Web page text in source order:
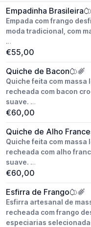
Congelado / pronto para
Valor do Cento.
Empadinha Brasileira
Empada com frango
moda tradicional, com
Peso unitário: aprox. 30g.
Modo de preparo:
Congelado / pronto
Valor do Cento.
€55,00
Quiche de Bacon
Quiche feita com massa
recheada com bacon
suave.
Peso unitário: aprox. 30g.
Modo de preparo:
Congelado / pronto
Valor do Cento.
€60,00
Quiche de Alho
Quiche feita com massa
recheada com alho
suave.
Peso unitário: aprox. 30g.
Modo de preparo:
Congelado / pronto
Valor do Cento.
€60,00
Esfirra de Frango
Esfirra artesanal de
recheada com frango
especiarias